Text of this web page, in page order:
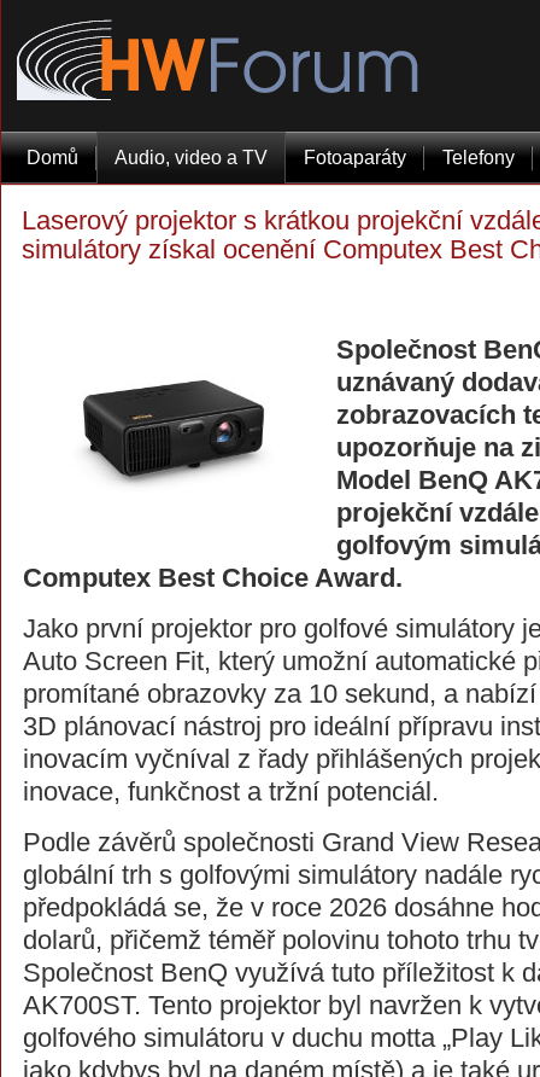
Domů Audio, video a TV Fotoaparáty Telefony
Laserový projektor s krátkou projekční
simulátory získal ocenění Computex Best
Společnost
uznávaný
zobrazovacích
upozorňuje na
Model BenQ
projekční
golfovým
Computex Best Choice Award.
Jako první projektor pro golfové simulátory
Auto Screen Fit, který umožní automatické
promítané obrazovky za 10 sekund, a
3D plánovací nástroj pro ideální přípravu
inovacím vyčníval z řady přihlášených
inovace, funkčnost a tržní potenciál.
Podle závěrů společnosti Grand View
globální trh s golfovými simulátory nadále
předpokládá se, že v roce 2026 dosáhne
dolarů, přičemž téměř polovinu tohoto trhu
Společnost BenQ využívá tuto příležitost k
AK700ST. Tento projektor byl navržen k
golfového simulátoru v duchu motta „Play
jako kdybys byl na daném místě) a je také